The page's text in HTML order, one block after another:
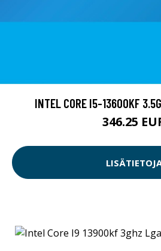
INTEL CORE I5-13600KF
346.25